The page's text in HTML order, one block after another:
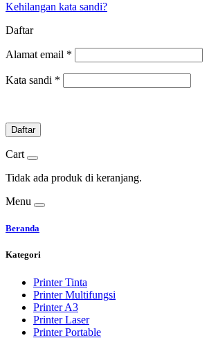
Kehilangan kata sandi?
Daftar
Alamat email *
Kata sandi *
Daftar
Cart
Tidak ada produk di keranjang.
Menu
Beranda
Kategori
Printer Tinta
Printer Multifungsi
Printer A3
Printer Laser
Printer Portable